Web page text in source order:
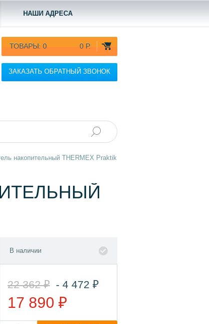
НАШИ АДРЕСА
ТОВАРЫ: 0 0 Р.
ЗАКАЗАТЬ ОБРАТНЫЙ ЗВОНОК
накопительный THERMEX Praktik
В наличии
22 362 ₽ - 4 472 ₽
17 890 ₽